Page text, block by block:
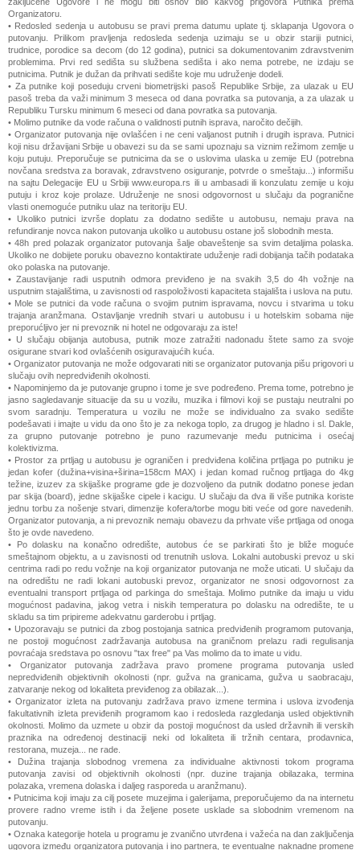
Organizatoru.
• Redosled sedenja u autobusu se pravi prema datumu uplate tj. sklapanja Ugovora o
putovanju. Prilikom pravljenja redosleda sedenja uzimaju se u obzir stariji putnici,
trudnice, porodice sa decom (do 12 godina), putnici sa dokumentovanim zdravstvenim
problemima. Prvi red sedišta su službena sedišta i ako nema potrebe, ne izdaju se
putnicima. Putnik je dužan da prihvati sedište koje mu udruženje dodeli.
• Za putnike koji poseduju crveni biometrijski pasoš Republike Srbije, za ulazak u EU
pasoš treba da važi minimum 3 meseca od dana povratka sa putovanja, a za ulazak u
Republiku Tursku minimum 6 meseci od dana povratka sa putovanja.
• Molimo putnike da vode računa o validnosti putnih isprava, naročito dečijih.
• Organizator putovanja nije ovlašćen i ne ceni valjanost putnih i drugih isprava. Putnici
koji nisu državijani Srbije u obavezi su da se sami upoznaju sa viznim režimom zemlje u
koju putuju. Preporučuje se putnicima da se o uslovima ulaska u zemije EU (potrebna
novčana sredstva za boravak, zdravstveno osiguranje, potvrde o smeštaju...) informišu
na sajtu Delegacije EU u Srbiji www.europa.rs ili u ambasadi ili konzulatu zemije u koju
putuju i kroz koje prolaze. Udruženje ne snosi odgovornost u slučaju da pogranične
vlasti onemoguće putniku ulaz na teritoriju EU.
• Ukoliko putnici izvrše doplatu za dodatno sedište u autobusu, nemaju prava na
refundiranje novca nakon putovanja ukoliko u autobusu ostane još slobodnih mesta.
• 48h pred polazak organizator putovanja šalje obaveštenje sa svim detaljima polaska.
Ukoliko ne dobijete poruku obavezno kontaktirate uduženje radi dobijanja tačih podataka
oko polaska na putovanje.
• Zaustavijanje radi usputnih odmora previđeno je na svakih 3,5 do 4h vožnje na
usputnim stajalištima, u zavisnosti od raspoloživosti kapaciteta stajališta i uslova na putu.
• Mole se putnici da vode računa o svojim putnim ispravama, novcu i stvarima u toku
trajanja aranžmana. Ostavljanje vrednih stvari u autobusu i u hotelskim sobama nije
preporućljivo jer ni prevoznik ni hotel ne odgovaraju za iste!
• U slučaju obijanja autobusa, putnik moze zatražiti nadonadu štete samo za svoje
osigurane stvari kod ovlašćenih osiguravajućih kuća.
• Organizator putovanja ne može odgovarati niti se organizator putovanja pišu prigovori u
slučaju ovih nepredviđenih okolnosti.
• Napominjemo da je putovanje grupno i tome je sve podređeno. Prema tome, potrebno je
jasno sagledavanje situacije da su u vozilu, muzika i filmovi koji se pustaju neutralni po
svom saradnju. Temperatura u vozilu ne može se individualno za svako sedište
podešavati i imajte u vidu da ono što je za nekoga toplo, za drugog je hladno i sl. Dakle,
za grupno putovanje potrebno je puno razumevanje među putnicima i osećaj
kolektivizma.
• Prostor za prtljag u autobusu je ograničen i predviđena količina prtljaga po putniku je
jedan kofer (dužina+visina+širina=158cm MAX) i jedan komad ručnog prtljaga do 4kg
težine, izuzev za skijaške programe gde je dozvoljeno da putnik dodatno ponese jedan
par skija (board), jedne skijaške cipele i kacigu. U slučaju da dva ili više putnika koriste
jednu torbu za nošenje stvari, dimenzije kofera/torbe mogu biti veće od gore navedenih.
Organizator putovanja, a ni prevoznik nemaju obavezu da prhvate više prtljaga od onoga
što je ovde navedeno.
• Po dolasku na konačno odredište, autobus će se parkirati što je bliže moguće
smeštajnom objektu, a u zavisnosti od trenutnih uslova. Lokalni autobuski prevoz u ski
centrima radi po redu vožnje na koji organizator putovanja ne može uticati. U slučaju da
na odredištu ne radi lokani autobuski prevoz, organizator ne snosi odgovornost za
eventualni transport prtljaga od parkinga do smeštaja. Molimo putnike da imaju u vidu
mogućnost padavina, jakog vetra i niskih temperatura po dolasku na odredište, te u
skladu sa tim pripireme adekvatnu garderobu i prtljag.
• Upozoravaju se putnici da zbog postojanja satnica predviđenih programom putovanja,
ne postoji mogućnost zadržavanja autobusa na graničnom prelazu radi regulisanja
povraćaja sredstava po osnovu "tax free" pa Vas molimo da to imate u vidu.
• Organizator putovanja zadržava pravo promene programa putovanja usled
nepredviđenih objektivnih okolnosti (npr. gužva na granicama, gužva u saobracaju,
zatvaranje nekog od lokaliteta previđenog za obilazak...).
• Organizator izleta na putovanju zadržava pravo izmene termina i uslova izvođenja
fakultativnih izleta previđenih programom kao i redosleda razgledanja usled objektivnih
okolnosti. Molimo da uzmete u obzir da postoji mogućnost da usled državnih ili verskih
praznika na određenoj destinaciji neki od lokaliteta ili tržnih centara, prodavnica,
restorana, muzeja... ne rade.
• Dužina trajanja slobodnog vremena za individualne aktivnosti tokom programa
putovanja zavisi od objektivnih okolnosti (npr. duzine trajanja obilazaka, termina
polazaka, vremena dolaska i daljeg rasporeda u aranžmanu).
• Putnicima koji imaju za cilj posete muzejima i galerijama, preporučujemo da na internetu
provere radno vreme istih i da željene posete usklade sa slobodnim vremenom na
putovanju.
• Oznaka kategorije hotela u programu je zvanično utvrđena i važeća na dan zaključenja
ugovora između organizatora putovanja i ino partnera, te eventualne naknadne promene